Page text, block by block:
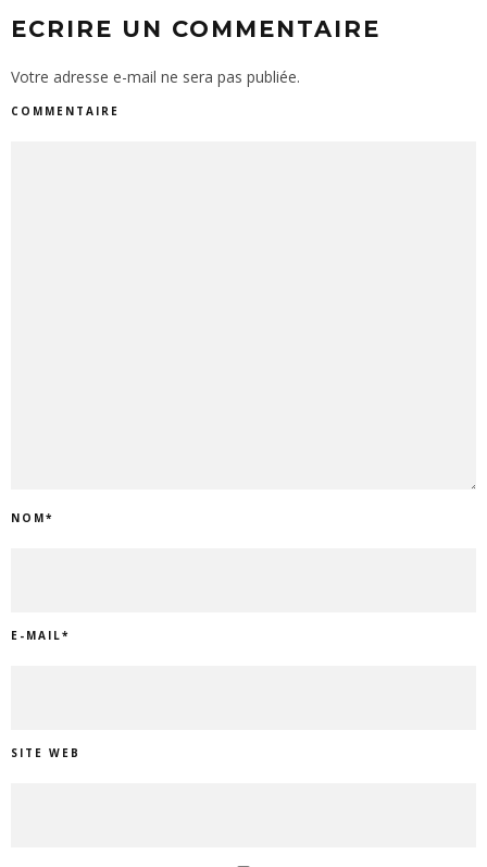
ECRIRE UN COMMENTAIRE
Votre adresse e-mail ne sera pas publiée.
COMMENTAIRE
NOM*
E-MAIL*
SITE WEB